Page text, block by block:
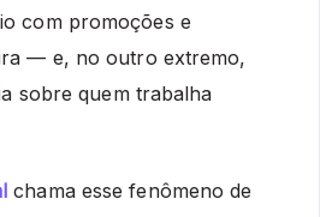
com promoções e
— e, no outro extremo,
sobre quem trabalha
chama esse fenômeno de